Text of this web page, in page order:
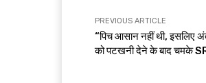
PREVIOUS ARTICLE
“पिच आसान नहीं थी, इसलिए
को पटखनी देने के बाद चमके